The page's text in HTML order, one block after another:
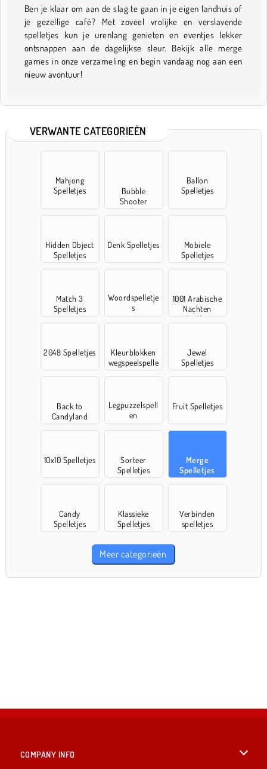
Ben je klaar om aan de slag te gaan in je eigen landhuis of
je gezellige café? Met zoveel vrolijke en verslavende
spelletjes kun je urenlang genieten en eventjes lekker
ontsnappen aan de dagelijkse sleur. Bekijk alle merge
games in onze verzameling en begin vandaag nog aan een
nieuw avontuur!
VERWANTE CATEGORIEËN
Mahjong
Spelletjes
Bubble
Shooter
Spelletjes
Ballon
Spelletjes
Hidden Object
Spelletjes
Denk Spelletjes
Mobiele
Spelletjes
Match 3
Spelletjes
Woordspelletje
s
1001 Arabische
Nachten
Spellen
2048 Spelletjes
Kleurblokken
wegspeelspelle
n
Jewel
Spelletjes
Back to
Candyland
Legpuzzelspell
en
Fruit Spelletjes
10x10 Spelletjes
Sorteer
Spelletjes
Merge
Spelletjes
Candy
Spelletjes
Klassieke
Spelletjes
Verbinden
spelletjes
Meer categorieën
COMPANY INFO